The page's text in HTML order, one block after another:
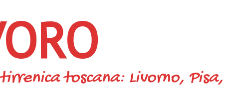
toscana: Livorno, Pisa,